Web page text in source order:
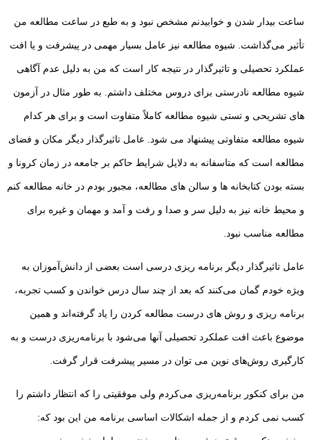
ساعت بیدار شدن و خوابیدنم مشخص نبود و به طبع در ساعت مطالعه من
تأثیر می‌گذاشت. شیوه مطالعه نیز عامل بسیار مهمی در پیشرفت و یا افت
عملکرد تحصیلی و تاثیرگذار در نتیجه کار است که من به دلیل عدم آگاهی
شیوه مطالعه نادرستی برای دروس مختلف داشتم. به طور مثال در آزمون
های تشریحی و تستی شیوه مطالعه کاملاً متفاوت است و برای هر کدام
شیوه مطالعه متفاوتی پیشنهاد می شود. عامل تاثیرگذار دیگر مکان و فضای
مطالعه است که متاسفانه به دلایل شرایط حاکم بر جامعه در زمان کرونا و
بسته بودن کتابخانه ها و سالن های مطالعه، مجبور بودم در خانه مطالعه کنم
و محیط خانه نیز به دلیل سر و صدا و رفت و آمد و مهمان و غیره برای
مطالعه مناسب نبود.
عامل تاثیرگذار دیگر برنامه ریزی درسی است بعضی از دانش‌آموزان به
ویژه خودم گمان می‌کنند که بعد از چند سال درس خواندن و کسب تجربه،
برنامه ریزی و روش های درست مطالعه کردن را یاد گرفته‌اند و همین
موضوع باعث افت عملکرد تحصیلی آنها می‌شود با برنامه‌ریزی درست و به
کارگیری روش‌های نوین می توان در مسیر پیشرفت قرار گرفت.
من برای کنکور برنامه‌ریزی می‌کردم ولی موفقیتی را که انتظار داشتم را
کسب نمی کردم و از جمله اشکالات اساسی برنامه من این بود که: